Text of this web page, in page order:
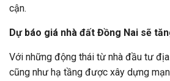
cận.
Dự báo giá nhà đất Đồng Nai sẽ
Với những động thái từ nhà đầu tư
cũng như hạ tầng được xây dựng